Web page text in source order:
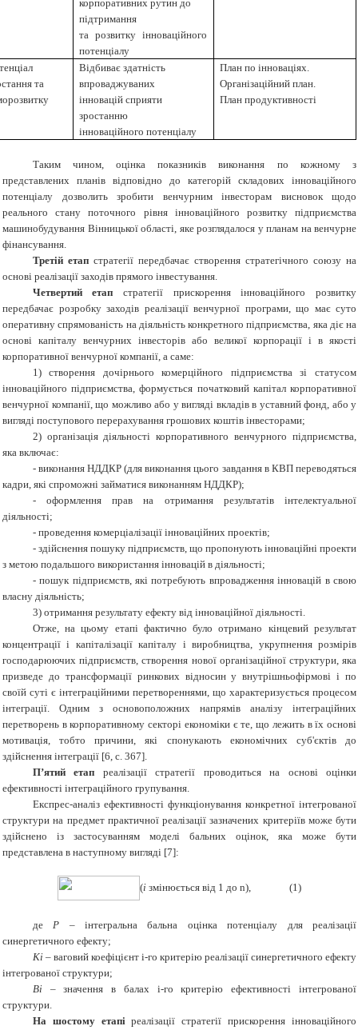
корпоративних рутин до
підтримання
та розвитку інноваційного
потенціалу
та
Відбиває здатність
впроваджуваних
інновацій сприяти
зростанню
інноваційного потенціалу
План по інноваціях.
Організаційний план.
План продуктивності
Таким чином, оцінка показників виконання по кожному з
представлених планів відповідно до категорій складових інноваційного
потенціалу дозволить зробити венчурним інвесторам висновок щодо
реального стану поточного рівня інноваційного розвитку підприємства
машинобудування Вінницької області, яке розглядалося у планам на венчурне
фінансування.
Третій етапстратегії передбачає створення стратегічного союзу на
основі реалізації заходів прямого інвестування.
Четвертий етап стратегії прискорення інноваційного розвитку
передбачає розробку заходів реалізації венчурної програми, що має суто
оперативну спрямованість на діяльність конкретного підприємства, яка діє на
основі капіталу венчурних інвесторів або великої корпорації і в якості
корпоративної венчурної компанії, а саме:
1)
створення дочірнього комерційного підприємства зі статусом
інноваційного підприємства, формується початковий капітал корпоративної
венчурної компанії, що можливо або у вигляді вкладів в уставний фонд, або у
вигляді поступового перерахування грошових коштів інвесторами;
2) організація діяльності корпоративного венчурного підприємства,
яка включає:
- виконання НДДКР (для виконання цього завдання в КВП переводяться
кадри, які спроможні займатися виконанням НДДКР);
-
оформлення прав на отримання результатів інтелектуальної
діяльності;
- проведення комерціалізації інноваційних проектів;
- здійснення пошуку підприємств, що пропонують інноваційні проекти
з метою подальшого використання інновацій в діяльності;
- пошук підприємств, які потребують впровадження інновацій в свою
власну діяльність;
3) отримання результату ефекту від інноваційної діяльності.
Отже, на цьому етапі фактично було отримано кінцевий результат
концентрації і капіталізації капіталу і виробництва, укрупнення розмірів
господарюючих підприємств, створення нової організаційної структури, яка
призведе до трансформації ринкових відносин у внутрішньофірмові і по
своїй суті є інтеграційними перетвореннями, що характеризується процесом
інтеграції. Одним з основоположних напрямів аналізу інтеграційних
перетворень в корпоративному секторі економіки є те, що лежить в їх основі
мотивація, тобто причини, які спонукають економічних суб'єктів до
здійснення інтеграції [6, с. 367].
П’ятий етап реалізації стратегії проводиться на основі оцінки
ефективності інтеграційного групування.
Експрес-аналіз ефективності функціонування конкретної інтегрованої
структури на предмет практичної реалізації зазначених критеріїв може бути
здійснено із застосуванням моделі бальних оцінок, яка може бути
представлена в наступному вигляді [7]:
(і змінюється від 1 до n), (1)
деP – інтегральна бальна оцінка потенціалу для реалізації
синергетичного ефекту;
Кi – ваговий коефіцієнт i-го критерію реалізації синергетичного ефекту
інтегрованої структури;
Bi – значення в балах i-го критерію ефективності інтегрованої
структури.
На шостому етапіреалізації стратегії прискорення інноваційного